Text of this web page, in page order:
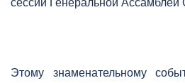
Этому знаменательному